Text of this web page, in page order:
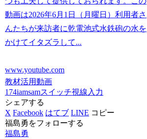
動画は2026年6月1日（月曜日）利用者さ
んたちが来訪者に乾電池式水鉄砲の水を
かけてイタズラして...
www.youtube.com
教材活用動画
174iamsamスイッチ視線入力
シェアする
X Facebook はてブ LINE コピー
福島勇をフォローする
福島勇